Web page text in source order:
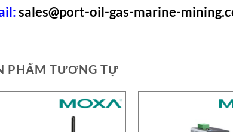
sales@port-oil-gas-marine-
PHẨM TƯƠNG TỰ